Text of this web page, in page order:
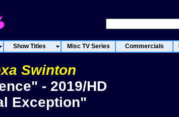
Show Titles Misc TV Series Commercials
Swinton
- 2019/HD
Exception"